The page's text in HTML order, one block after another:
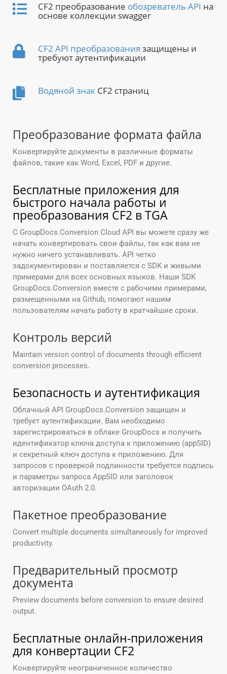
CF2 преобразование обозреватель API на
основе коллекции swagger
CF2 API преобразования защищены и
требуют аутентификации
Водяной знак CF2 страниц
Преобразование формата файла
Конвертируйте документы в различные форматы
файлов, такие как Word, Excel, PDF и другие.
Бесплатные приложения для
быстрого начала работы и
преобразования CF2 в TGA
С GroupDocs.Conversion Cloud API вы можете сразу же
начать конвертировать свои файлы, так как вам не
нужно ничего устанавливать. API четко
задокументирован и поставляется с SDK и живыми
примерами для всех основных языков. Наши SDK
GroupDocs.Conversion вместе с рабочими примерами,
размещенными на Github, помогают нашим
пользователям начать работу в кратчайшие сроки.
Контроль версий
Maintain version control of documents through efficient
conversion processes.
Безопасность и аутентификация
Облачный API GroupDocs.Conversion защищен и
требует аутентификации. Вам необходимо
зарегистрироваться в облаке GroupDocs и получить
идентификатор ключа доступа к приложению (appSID)
и секретный ключ доступа к приложению. Для
запросов с проверкой подлинности требуется подпись
и параметры запроса AppSID или заголовок
авторизации OAuth 2.0.
Пакетное преобразование
Convert multiple documents simultaneously for improved
productivity.
Предварительный просмотр
документа
Preview documents before conversion to ensure desired
output.
Бесплатные онлайн-приложения
для конвертации CF2
Конвертируйте неограниченное количество